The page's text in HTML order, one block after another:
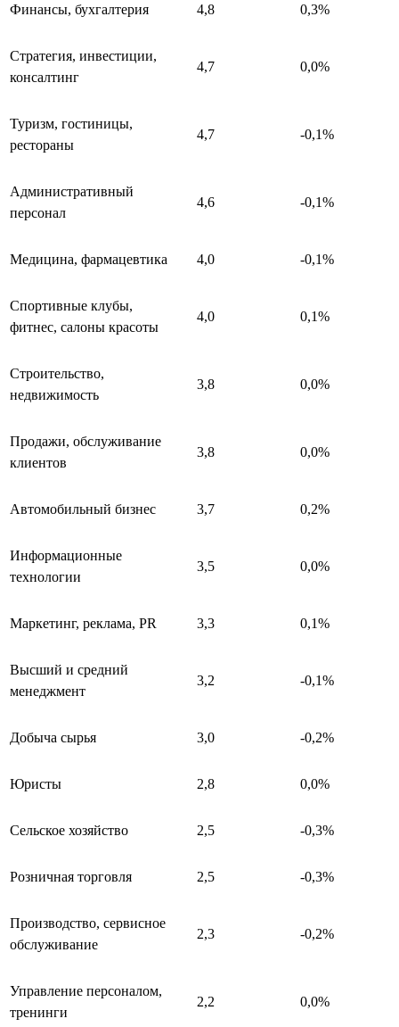
Финансы, бухгалтерия 4,8 0,3%
Стратегия, инвестиции,
консалтинг
4,7 0,0%
Туризм, гостиницы,
рестораны
4,7 -0,1%
Административный
персонал
4,6 -0,1%
Медицина, фармацевтика 4,0 -0,1%
Спортивные клубы,
фитнес, салоны красоты
4,0 0,1%
Строительство,
недвижимость
3,8 0,0%
Продажи, обслуживание
клиентов
3,8 0,0%
Автомобильный бизнес 3,7 0,2%
Информационные
технологии
3,5 0,0%
Маркетинг, реклама, PR 3,3 0,1%
Высший и средний
менеджмент
3,2 -0,1%
Добыча сырья 3,0 -0,2%
Юристы 2,8 0,0%
Сельское хозяйство 2,5 -0,3%
Розничная торговля 2,5 -0,3%
Производство, сервисное
обслуживание
2,3 -0,2%
Управление персоналом,
тренинги
2,2 0,0%